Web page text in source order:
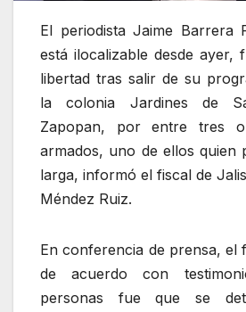
El periodista Jaime Barrera
está ilocalizable desde ayer,
libertad tras salir de su
la colonia Jardines de
Zapopan, por entre tres
armados, uno de ellos quien
larga, informó el fiscal de
Méndez Ruiz.
En conferencia de prensa, el
de acuerdo con
personas fue que se